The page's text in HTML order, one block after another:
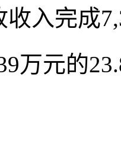
收入完成
万元的